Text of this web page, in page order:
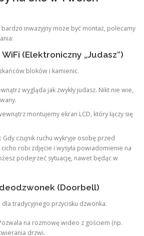
inwazyjny może być montaż, polecamy
(Elektroniczny „Judasz”)
bloków i kamienic.
wygląda jak zwykły judasz. Nikt nie wie,
montujemy ekran LCD, który łączy się
Gdy czujnik ruchu wykryje osobę przed
robi zdjęcie i wysyła powiadomienie na
podejrzeć sytuację, nawet będąc w
(Doorbell)
tradycyjnego przycisku dzwonka.
na rozmowę wideo z gościem (np.
drzwi.